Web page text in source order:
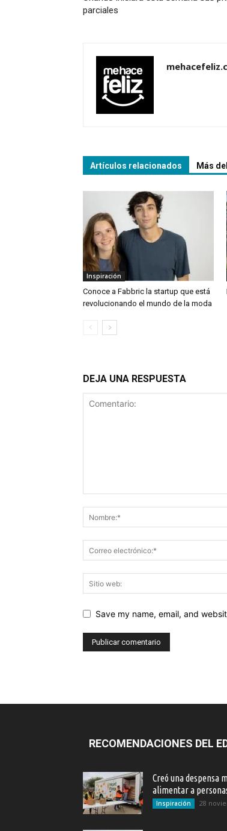
parciales
Artículos relacionados Más
Inspiración
Conoce a Fabbric la startup que está
revolucionando el mundo de la moda
DEJA UNA RESPUESTA
Save my name, email, and
RECOMENDACIONES DEL
Creó una despensa
alimentar a
Inspiración 28